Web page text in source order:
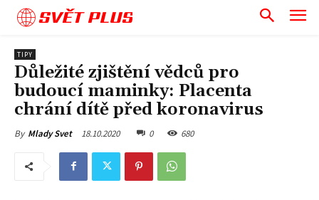
SVĚT PLUS
TIPY
Důležité zjištění vědců pro
budoucí maminky: Placenta
chrání dítě před koronavirus
By Mlady Svet 18.10.2020 0 680